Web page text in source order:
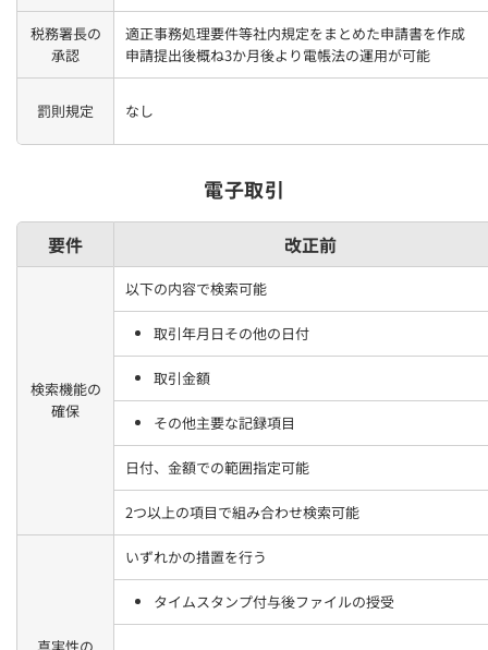
税務署長の
承認
適正事務処理要件等社内規定をまとめた申請書を作成
申請提出後概ね3か月後より電帳法の運用が可能
罰則規定 なし
電子取引
要件 改正前
検索機能の
確保
以下の内容で検索可能
取引年月日その他の日付
取引金額
その他主要な記録項目
日付、金額での範囲指定可能
2つ以上の項目で組み合わせ検索可能
真実性の
いずれかの措置を行う
タイムスタンプ付与後ファイルの授受